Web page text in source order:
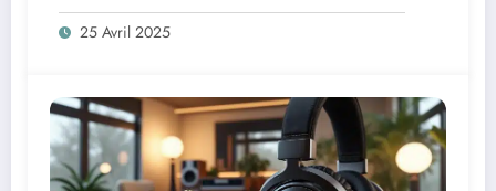
25 Avril 2025